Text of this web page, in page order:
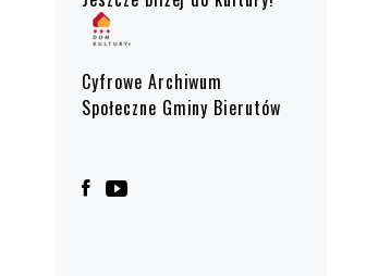
Cyfrowe Archiwum
Społeczne Gminy Bierutów